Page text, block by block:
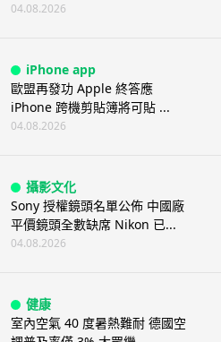
04.08.2026
iPhone app
歐盟再發功 Apple 終答應
iPhone 跨機剪貼簿將可貼 ...
04.08.2026
攝影文化
Sony 授權鏡頭名單公佈 中國廠
平價鏡頭全數缺席 Nikon 已...
04.08.2026
健康
室內空氣 40 度暑熱難耐 德國空